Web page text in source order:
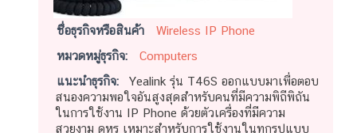
ชื่อธุรกิจหรือสินค้า
Wireless IP Phone
หมวดหมู่ธุรกิจ:
Computers
แนะนำธุรกิจ:
Yealink รุ่น T46S ออกแบบมาเพื่อตอบ
สนองความพอใจอันสูงสุดสำหรับคนที่มีความพิถีพิถัน
ในการใช้งาน IP Phone ด้วยตัวเครื่องที่มีความ
สวยงาม ดูหรู เหมาะสำหรับการใช้งานในทุกรูปแบบ